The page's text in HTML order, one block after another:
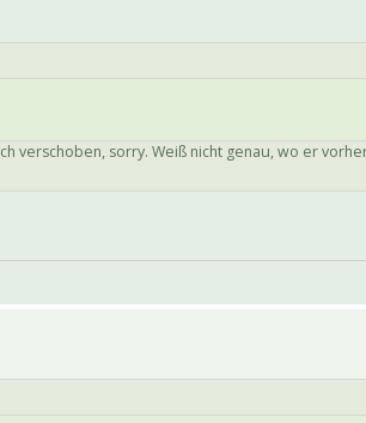
verschoben, sorry. Weiß nicht genau, wo er